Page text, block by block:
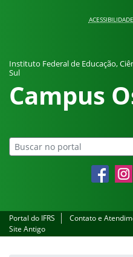
ACESSIBILIDADE
Instituto Federal de Educação,
Sul
Campus
Facebook
Portal do IFRS Contato e
Site Antigo